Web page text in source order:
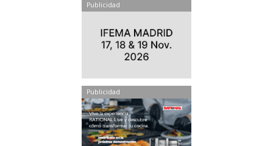
Publicidad
Publicidad